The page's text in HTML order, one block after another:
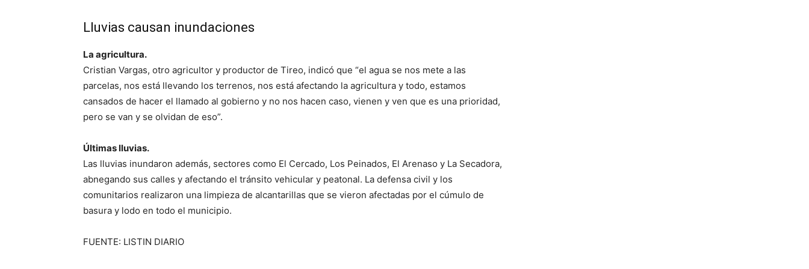
Lluvias causan inundaciones
La agricultura.
Cristian Vargas, otro agricultor y productor de Tireo, indicó que “el agua se nos mete a las
parcelas, nos está llevando los terrenos, nos está afectando la agricultura y todo, estamos
cansados de hacer el llamado al gobierno y no nos hacen caso, vienen y ven que es una prioridad,
pero se van y se olvidan de eso”.
Últimas lluvias.
Las lluvias inundaron además, sectores como El Cercado, Los Peinados, El Arenaso y La Secadora,
abnegando sus calles y afectando el tránsito vehicular y peatonal. La defensa civil y los
comunitarios realizaron una limpieza de alcantarillas que se vieron afectadas por el cúmulo de
basura y lodo en todo el municipio.
FUENTE: LISTIN DIARIO